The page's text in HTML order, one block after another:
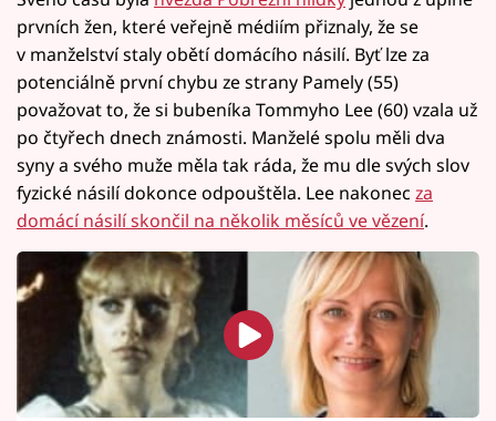
prvních žen, které veřejně médiím přiznaly, že se
v manželství staly obětí domácího násilí. Byť lze za
potenciálně první chybu ze strany Pamely (55)
považovat to, že si bubeníka Tommyho Lee (60) vzala už
po čtyřech dnech známosti. Manželé spolu měli dva
syny a svého muže měla tak ráda, že mu dle svých slov
fyzické násilí dokonce odpouštěla. Lee nakonec za
domácí násilí skončil na několik měsíců ve vězení.